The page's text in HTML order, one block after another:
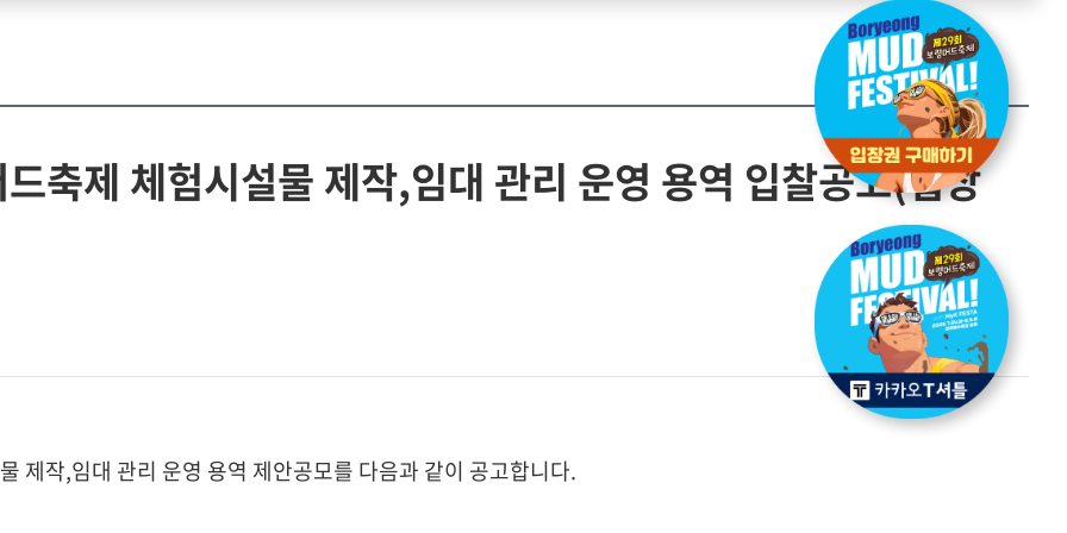
축제 체험시설물 제작,임대 관리 운영 용역 입찰공고(협상
제작,임대 관리 운영 용역 제안공모를 다음과 같이 공고합니다.